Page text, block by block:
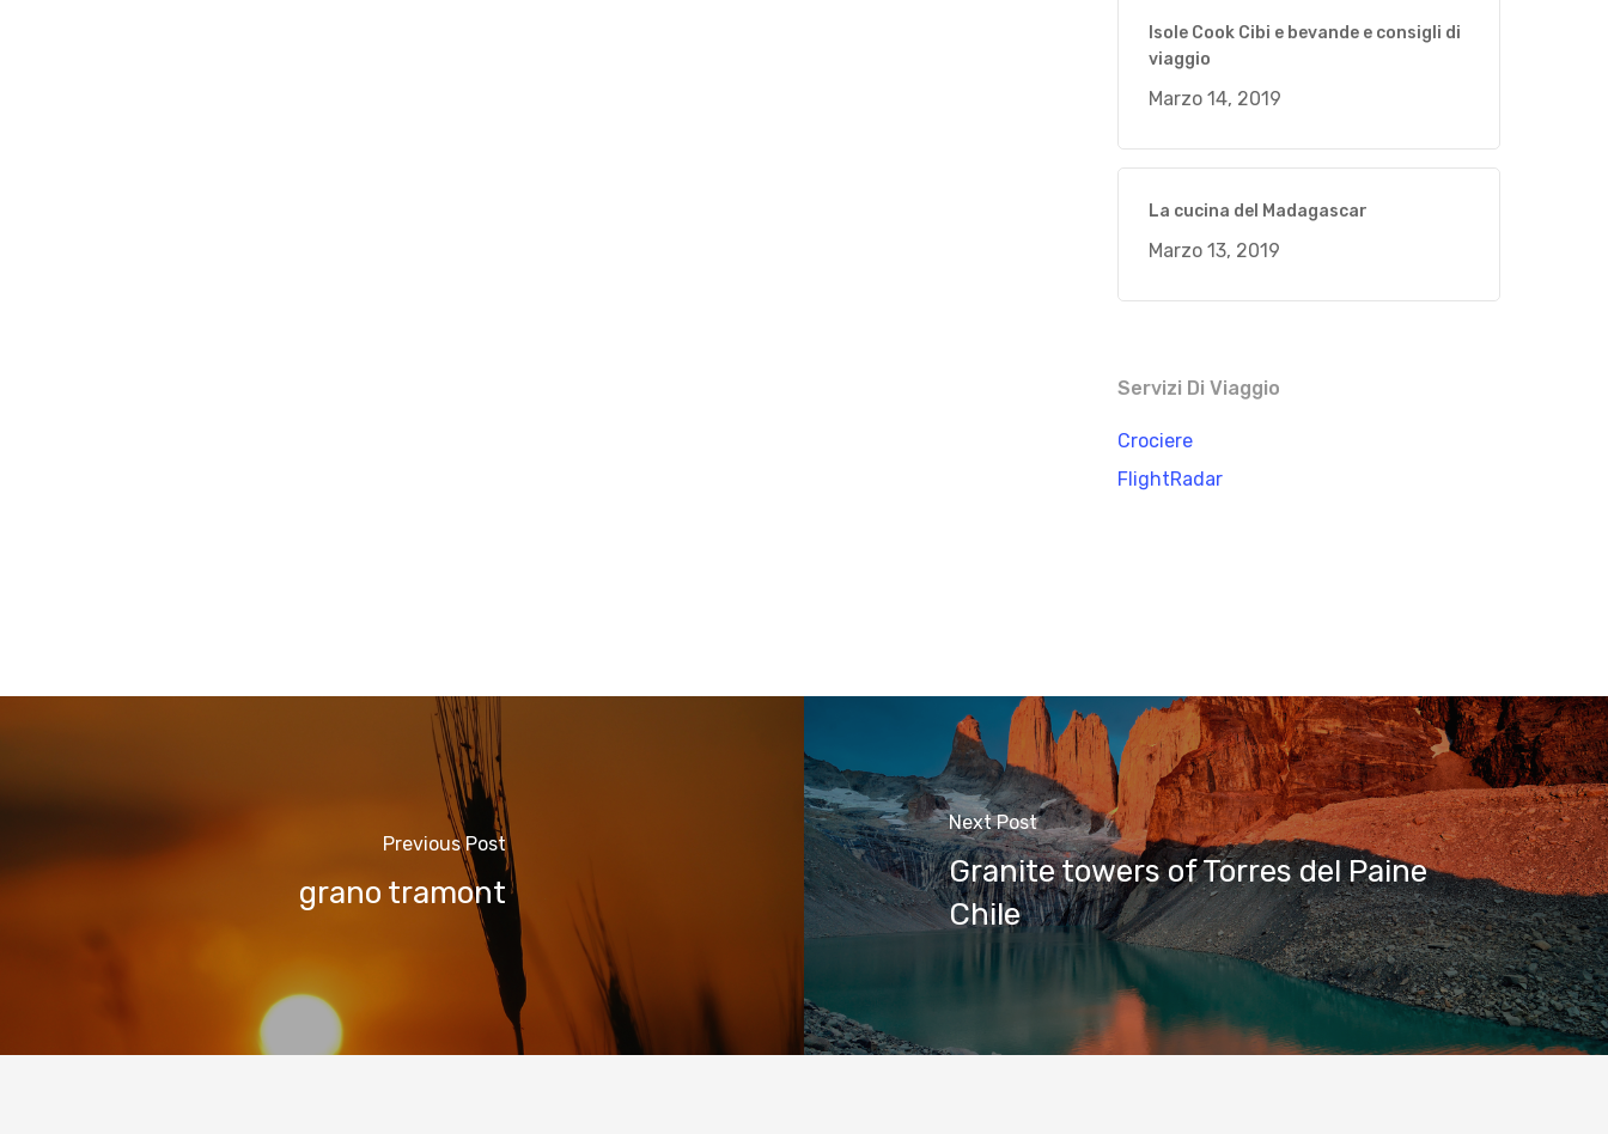
Isole Cook Cibi e bevande e consigli di
viaggio
Marzo 14, 2019
La cucina del Madagascar
Marzo 13, 2019
Servizi Di Viaggio
Crociere
FlightRadar
Previous Post
grano tramont
Next Post
Granite towers of Torres del Paine
Chile